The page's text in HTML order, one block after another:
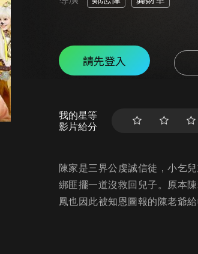
請先登入
我的星等
影片給分
陳家是三界公虔誠信徒，小乞
綁匪擺一道沒救回兒子。原本
鳳也因此被知恩圖報的陳老爺